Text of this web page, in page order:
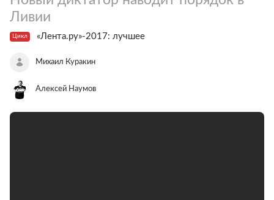
Ливии
Цикл «Лента.ру»-2017: лучшее
Михаил Куракин
Алексей Наумов